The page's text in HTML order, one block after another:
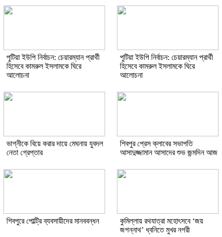
পুটিয়া ইউপি নির্বাচন: চেয়ারম্যান প্রার্থী
হিসেবে কামরুল ইসলামকে ঘিরে
আলোচনা
পুটিয়া ইউপি নির্বাচন: চেয়ারম্যান প্রার্থী
হিসেবে কামরুল ইসলামকে ঘিরে
আলোচনা
ভাগ্নীকে বিয়ে করার দায়ে মেঘনায় যুবদল
নেতা গ্রেপ্তার
শিবপুর প্রেস ক্লাবের সভাপতি
আসাদুজ্জামান আসাদের শুভ জন্মদিন আজ
শিবপুরে পোল্ট্রি ব্যবসায়ীদের মানববন্ধন
কুমিল্লায় রথযাত্রা মহোৎসবে ‘জয়
জগন্নাথ’ ধ্বনিতে মুখর নগরী